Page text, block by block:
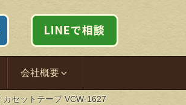
会社概要
セットテープ VCW-1627